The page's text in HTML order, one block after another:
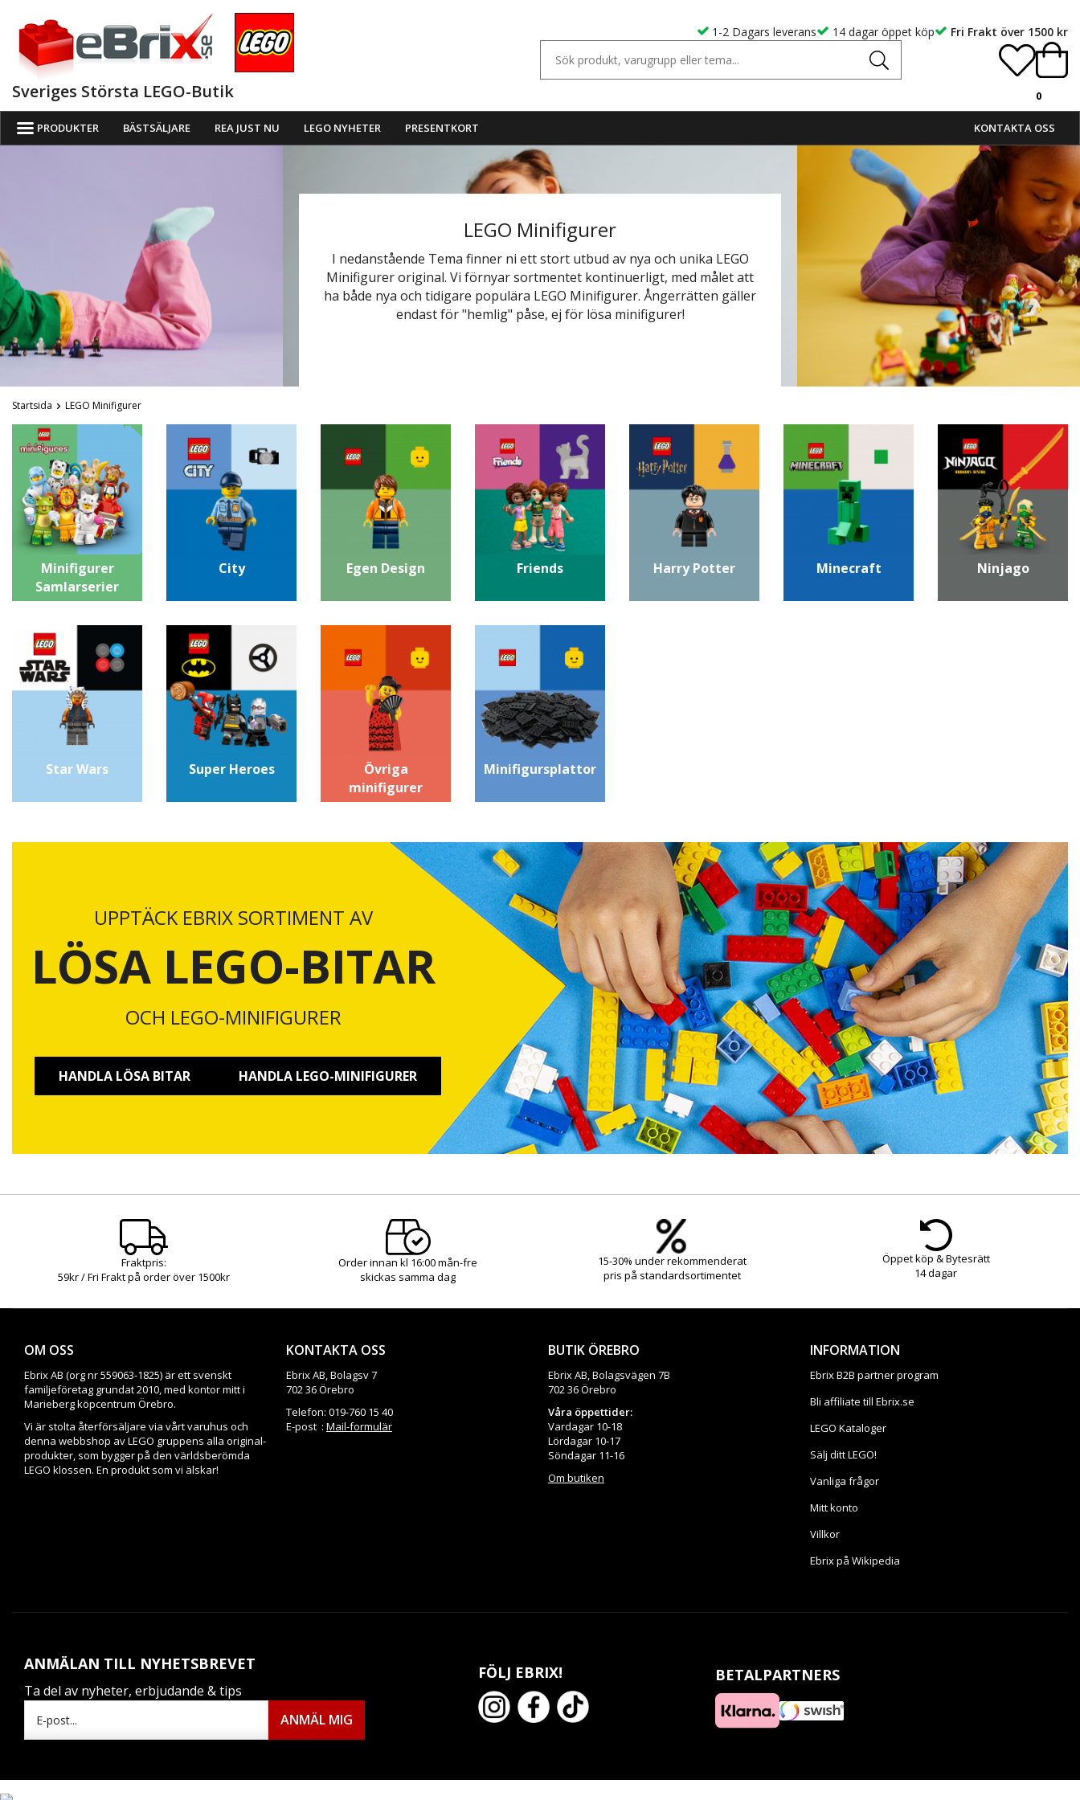
1-2 Dagars leverans 14 dagar öppet köp Fri Frakt över 1500 kr
0
Sveriges Största LEGO-Butik
PRODUKTER BÄSTSÄLJARE REA JUST NU LEGO NYHETER PRESENTKORT KONTAKTA OSS
LEGO Minifigurer
I nedanstående Tema finner ni ett stort utbud av nya och unika LEGO
Minifigurer original. Vi förnyar sortmentet kontinuerligt, med målet att
ha både nya och tidigare populära LEGO Minifigurer. Ångerrätten gäller
endast för "hemlig" påse, ej för lösa minifigurer!
Startsida LEGO Minifigurer
Minifigurer
Samlarserier
City Egen Design Friends Harry Potter Minecraft Ninjago
Star Wars Super Heroes
Övriga
minifigurer
Minifigursplattor
UPPTÄCK EBRIX SORTIMENT AV
LÖSA LEGO-BITAR
OCH LEGO-MINIFIGURER
HANDLA LÖSA BITAR HANDLA LEGO-MINIFIGURER
Fraktpris:
59kr / Fri Frakt på order över 1500kr
Order innan kl 16:00 mån-fre
skickas samma dag
15-30% under rekommenderat
pris på standardsortimentet
Öppet köp & Bytesrätt
14 dagar
OM OSS
Ebrix AB (org nr 559063-1825) är ett svenskt
familjeföretag grundat 2010, med kontor mitt i
Marieberg köpcentrum Örebro.
Vi är stolta återförsäljare via vårt varuhus och
denna webbshop av LEGO gruppens alla original-
produkter, som bygger på den världsberömda
LEGO klossen. En produkt som vi älskar!
KONTAKTA OSS
Ebrix AB, Bolagsv 7
702 36 Örebro
Telefon: 019-760 15 40
E-post : Mail-formulär
BUTIK ÖREBRO
Ebrix AB, Bolagsvägen 7B
702 36 Örebro
Våra öppettider:
Vardagar 10-18
Lördagar 10-17
Söndagar 11-16
Om butiken
INFORMATION
Ebrix B2B partner program
Bli affiliate till Ebrix.se
LEGO Kataloger
Sälj ditt LEGO!
Vanliga frågor
Mitt konto
Villkor
Ebrix på Wikipedia
ANMÄLAN TILL NYHETSBREVET
Ta del av nyheter, erbjudande & tips
FÖLJ EBRIX! BETALPARTNERS